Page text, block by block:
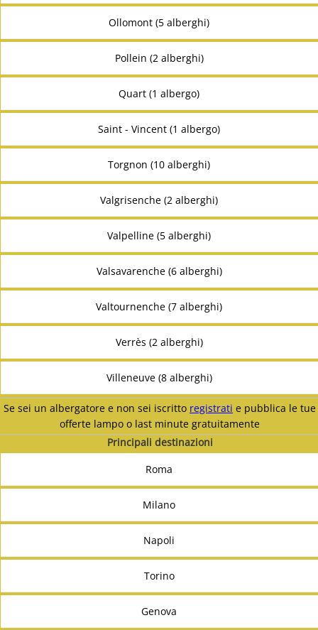
Ollomont (5 alberghi)
Pollein (2 alberghi)
Quart (1 albergo)
Saint - Vincent (1 albergo)
Torgnon (10 alberghi)
Valgrisenche (2 alberghi)
Valpelline (5 alberghi)
Valsavarenche (6 alberghi)
Valtournenche (7 alberghi)
Verrès (2 alberghi)
Villeneuve (8 alberghi)
Se sei un albergatore e non sei iscritto registrati e pubblica le tue
offerte lampo o last minute gratuitamente
Principali destinazioni
Roma
Milano
Napoli
Torino
Genova